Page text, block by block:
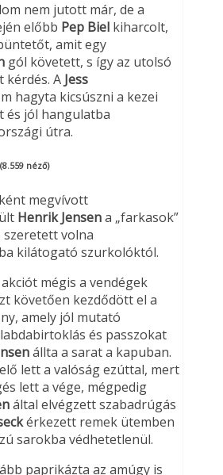
nem jutott már, de a
előbb Pep Biel kiharcolt,
amit egy
gól követett, s így az utolsó
kérdés. A Jess
hagyta kicsúszni a kezei
és jól hangulatba
útra.
néző)
megvívott
Henrik Jensena „farkasok”
szeretett volna
ba kilátogató szurkolóktól.
mégis a vendégek
követően kezdődött el a
amely jól mutató
és passzokat
állta a sarat a kapuban.
lett a valóság ezúttal, mert
lett a vége, mégpedig
által elvégzett szabadrúgás
érkezett remek ütemben
sarokba védhetetlenül.
paprikázta az amúgy is